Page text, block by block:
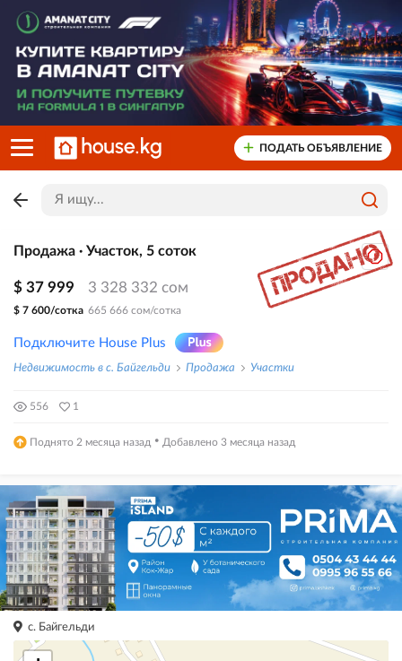
ПОДАТЬ ОБЪЯВЛЕНИЕ
Продажа · Участок, 5 соток
$ 37 999 3 328 332 сом
$ 7 600/сотка 665 666 сом/сотка
Подключите House Plus
Недвижимость в с. Байгельди Продажа Участки
556 1
Поднято 2 месяца назад · Добавлено 3 месяца назад
с. Байгельди